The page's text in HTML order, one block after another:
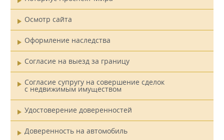
Осмотр сайта
Оформление наследства
Согласие на выезд за границу
Согласие супругу на совершение сделок
с недвижимым имуществом
Удостоверение доверенностей
Доверенность на автомобиль